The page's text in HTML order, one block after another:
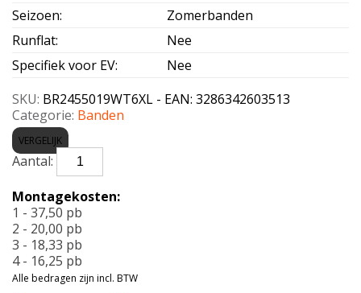
Seizoen:
Zomerbanden
Runflat:
Nee
Specifiek voor EV:
Nee
SKU: BR2455019WT6XL - EAN: 3286342603513
Categorie: Banden
VERGELIJK
BRIDGESTONE-
TURANZA
Enliten
XL
245/50
R19
105W
aantal
Montagekosten:
1 - 37,50 pb
2 - 20,00 pb
3 - 18,33 pb
4 - 16,25 pb
Alle bedragen zijn incl. BTW